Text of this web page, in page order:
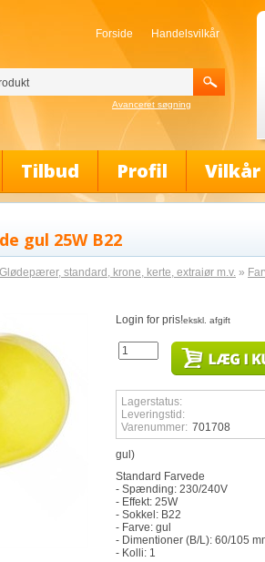
Avanceret søgning
Forside Handelsvilkår
Tilbud Profil Vilkår
gul 25W B22
standard, krone, kerte, extraiør m.v. »
Login for pris!ekskl. afgift
Lagerstatus:
Leveringstid:
Varenummer: 701708
gul)
Standard Farvede
- Spænding: 230/240V
- Effekt: 25W
- Sokkel: B22
- Farve: gul
- Dimentioner (B/L): 60/105
- Kolli: 1